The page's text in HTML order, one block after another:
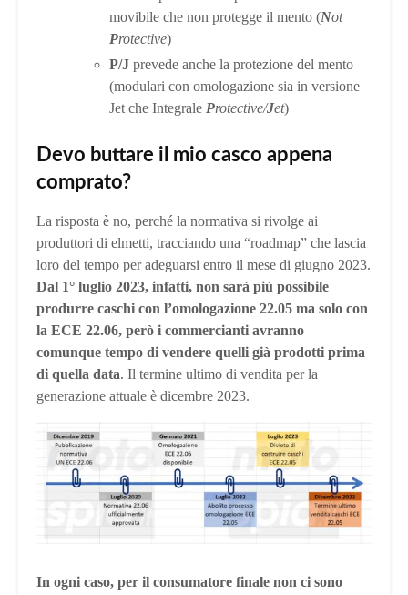
movibile che non protegge il mento (Not
Protective)
P/J prevede anche la protezione del mento
(modulari con omologazione sia in versione
Jet che Integrale Protective/Jet)
Devo buttare il mio casco appena
comprato?
La risposta è no, perché la normativa si rivolge ai
produttori di elmetti, tracciando una “roadmap” che lascia
loro del tempo per adeguarsi entro il mese di giugno 2023.
Dal 1° luglio 2023, infatti, non sarà più possibile
produrre caschi con l’omologazione 22.05 ma solo con
la ECE 22.06, però i commercianti avranno
comunque tempo di vendere quelli già prodotti prima
di quella data. Il termine ultimo di vendita per la
generazione attuale è dicembre 2023.
In ogni caso, per il consumatore finale non ci sono